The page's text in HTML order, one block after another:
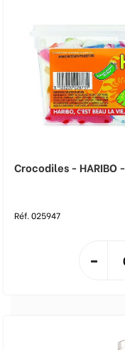
Crocodiles - HARIBO
Réf. 025947